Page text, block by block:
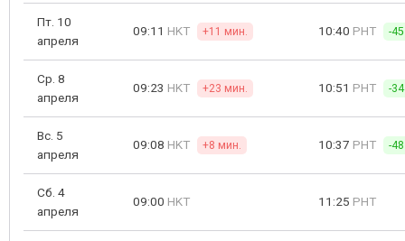
Пт. 10
апреля
09:11 HKT +11 мин. 10:40 PHT -
Ср. 8
апреля
09:23 HKT +23 мин. 10:51 PHT -
Вс. 5
апреля
09:08 HKT +8 мин. 10:37 PHT -
Сб. 4
апреля
09:00 HKT 11:25 PHT